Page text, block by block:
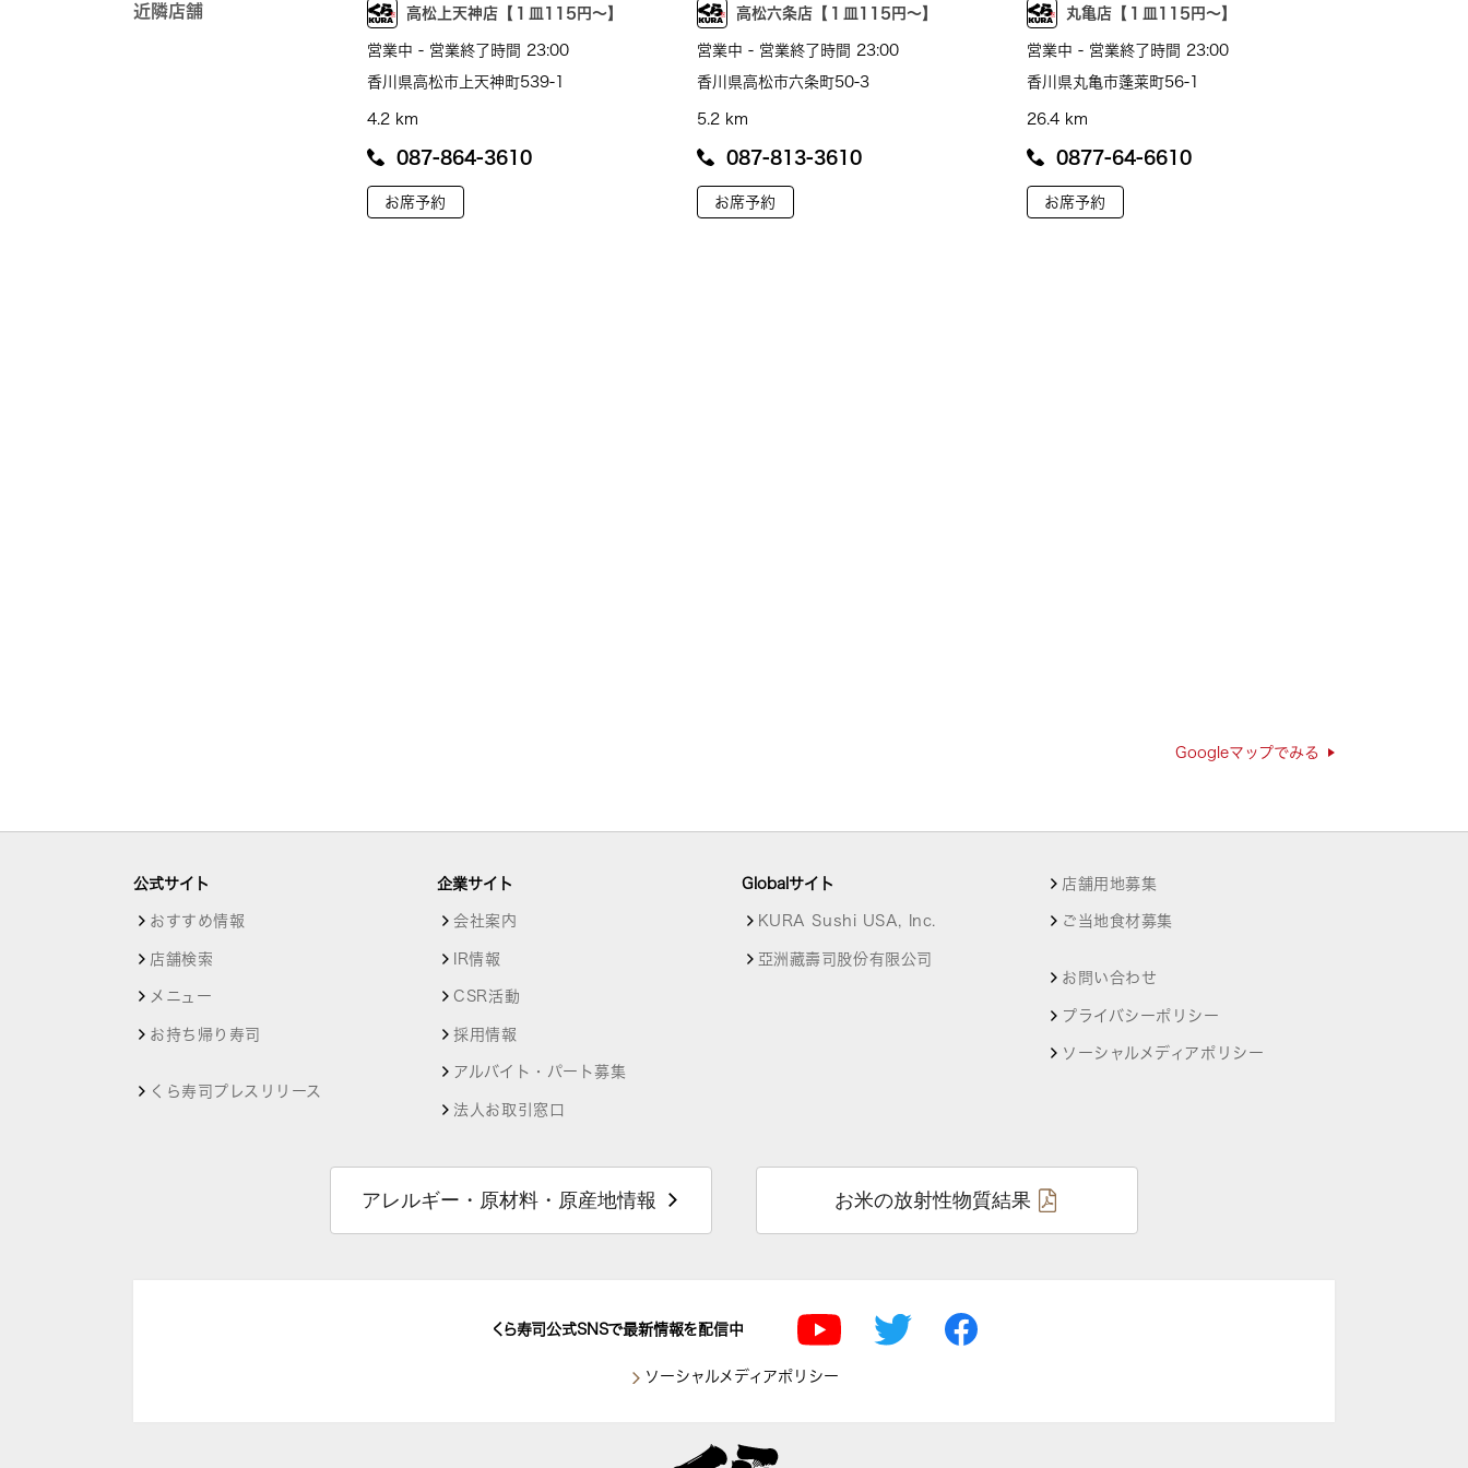
近隣店舗 高松上天神店【１皿115円～】
営業中 - 営業終了時間 23:00
香川県高松市上天神町539-1
4.2 km
087-864-3610
お席予約
高松六条店【１皿115円～】
営業中 - 営業終了時間 23:00
香川県高松市六条町50-3
5.2 km
087-813-3610
お席予約
丸亀店【１皿115円～】
営業中 - 営業終了時間 23:00
香川県丸亀市蓬莱町56-1
26.4 km
0877-64-6610
お席予約
Googleマップでみる
公式サイト
おすすめ情報
店舗検索
メニュー
お持ち帰り寿司
くら寿司プレスリリース
企業サイト
会社案内
IR情報
CSR活動
採用情報
アルバイト・パート募集
法人お取引窓口
Globalサイト
KURA Sushi USA, Inc.
亞洲藏壽司股份有限公司
店舗用地募集
ご当地食材募集
お問い合わせ
プライバシーポリシー
ソーシャルメディアポリシー
アレルギー・原材料・原産地情報 お米の放射性物質結果
くら寿司公式SNSで最新情報を配信中
ソーシャルメディアポリシー